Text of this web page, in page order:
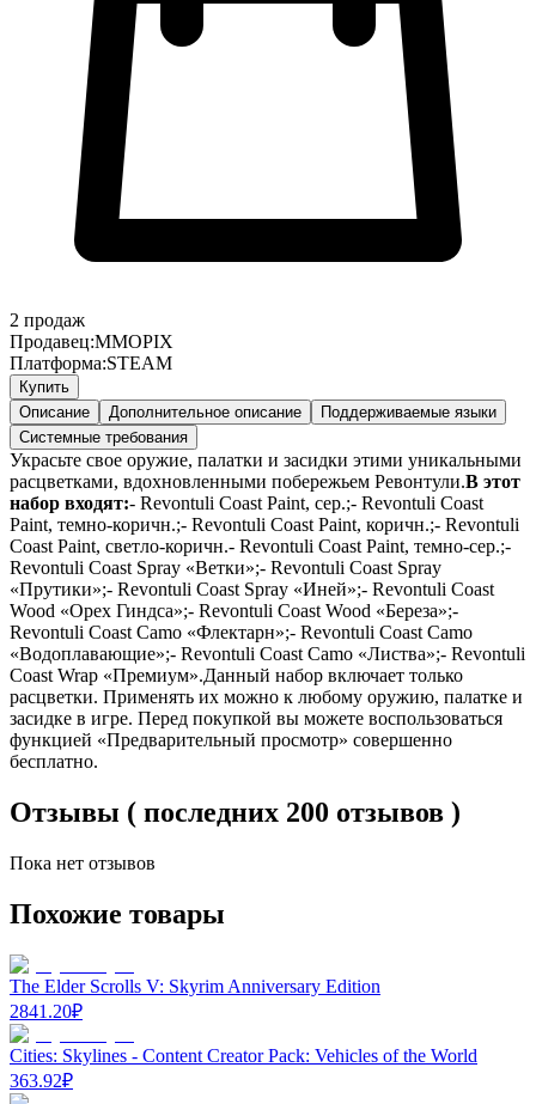
2 продаж
Продавец:MMOPIX
Платформа:STEAM
Купить
Описание
Дополнительное описание
Поддерживаемые языки
Системные требования
Украсьте свое оружие, палатки и засидки этими уникальными
расцветками, вдохновленными побережьем Ревонтули.В этот
набор входят:- Revontuli Coast Paint, сер.;- Revontuli Coast
Paint, темно-коричн.;- Revontuli Coast Paint, коричн.;- Revontuli
Coast Paint, светло-коричн.- Revontuli Coast Paint, темно-сер.;-
Revontuli Coast Spray «Ветки»;- Revontuli Coast Spray
«Прутики»;- Revontuli Coast Spray «Иней»;- Revontuli Coast
Wood «Орех Гиндса»;- Revontuli Coast Wood «Береза»;-
Revontuli Coast Camo «Флектарн»;- Revontuli Coast Camo
«Водоплавающие»;- Revontuli Coast Camo «Листва»;- Revontuli
Coast Wrap «Премиум».Данный набор включает только
расцветки. Применять их можно к любому оружию, палатке и
засидке в игре. Перед покупкой вы можете воспользоваться
функцией «Предварительный просмотр» совершенно
бесплатно.
Отзывы ( последних 200 отзывов )
Пока нет отзывов
Похожие товары
The Elder Scrolls V: Skyrim Anniversary Edition
2841.20₽
Cities: Skylines - Content Creator Pack: Vehicles of the World
363.92₽